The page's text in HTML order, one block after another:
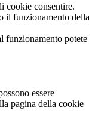
cookie consentire.
il funzionamento della
funzionamento potete
essere
pagina della cookie